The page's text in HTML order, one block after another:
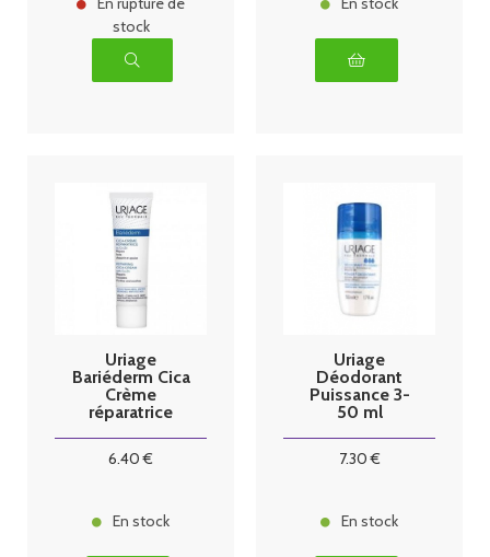
stock
Uriage
Bariéderm Cica
Crème
réparatrice
6.40 €
En stock
Uriage
Déodorant
Puissance 3-
50 ml
7.30€
En stock